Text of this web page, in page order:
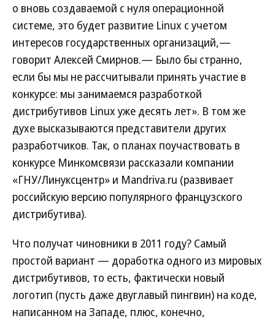
о вновь создаваемой с нуля операционной
системе, это будет развитие Linux с учетом
интересов государственных организаций,—
говорит Алексей Смирнов.— Было бы странно,
если бы мы не рассчитывали принять участие в
конкурсе: мы занимаемся разработкой
дистрибутивов Linux уже десять лет». В том же
духе высказываются представители других
разработчиков. Так, о планах поучаствовать в
конкурсе Минкомсвязи рассказали компании
«ГНУ/Линуксцентр» и Mandriva.ru (развивает
российскую версию популярного французского
дистрибутива).
Что получат чиновники в 2011 году? Самый
простой вариант — доработка одного из мировых
дистрибутивов, то есть, фактически новый
логотип (пусть даже двуглавый пингвин) на коде,
написанном на Западе, плюс, конечно,